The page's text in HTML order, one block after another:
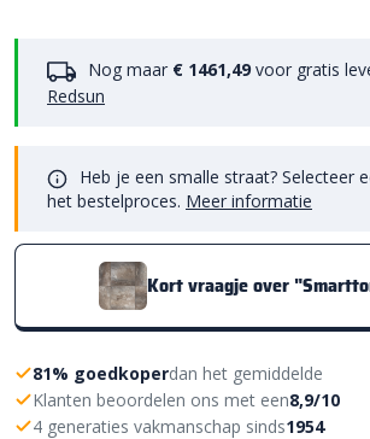
Nog maar € 1461,49 voor gratis
Redsun
Heb je een smalle straat? Selecteer
het bestelproces. Meer informatie
Kort vraagje over
81% goedkoperdan het gemiddelde
Klanten beoordelen ons met een8,9/10
4 generaties vakmanschap sinds1954